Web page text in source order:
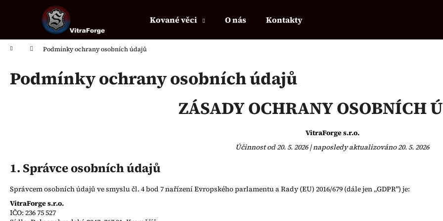
Kované věci O nás Kontakty
Domů Podmínky ochrany osobních údajů
Podmínky ochrany osobních údajů
ZÁSADY OCHRANY OSOBNÍCH
VitraForge s.r.o.
Účinnost od 20. 5. 2026 | naposledy aktualizováno 20. 5. 2026
1. Správce osobních údajů
Správcem osobních údajů ve smyslu čl. 4 bod 7 nařízení Evropského parlamentu a Rady (EU) 2016/679 (dále jen „GDPR") je:
VitraForge s.r.o.
IČO: 236 75 527
í
Zpět
do
obchodu
Zpět
do
obchodu
Doporučujeme